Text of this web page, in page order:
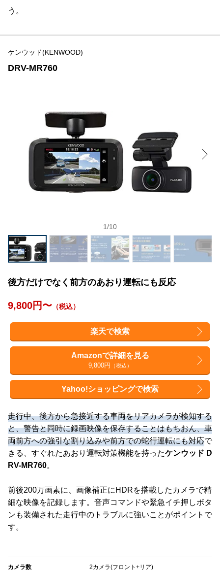
う。
ケンウッド(KENWOOD)
DRV-MR760
1/10
後方だけでなく前方のあおり運転にも反応
9,800円〜 （税込）
楽天で検索
Amazonで詳細を見る
9,800円 （税込）
Yahoo!ショッピングで検索
走行中、後方から急接近する車両をリアカメラが検知する
と、警告と同時に録画映像を保存することはもちおん、車
両前方への強引な割り込みや前方での蛇行運転にも対応で
きる、すぐれたあおり運転対策機能を持ったケンウッド D
RV-MR760。
前後200万画素に、画像補正にHDRを搭載したカメラで精
細な映像を記録します。音声コマンドや緊急イチ押しボタ
ンも装備された走行中のトラブルに強いことがポイントで
す。
カメラ数 2カメラ(フロント+リア)